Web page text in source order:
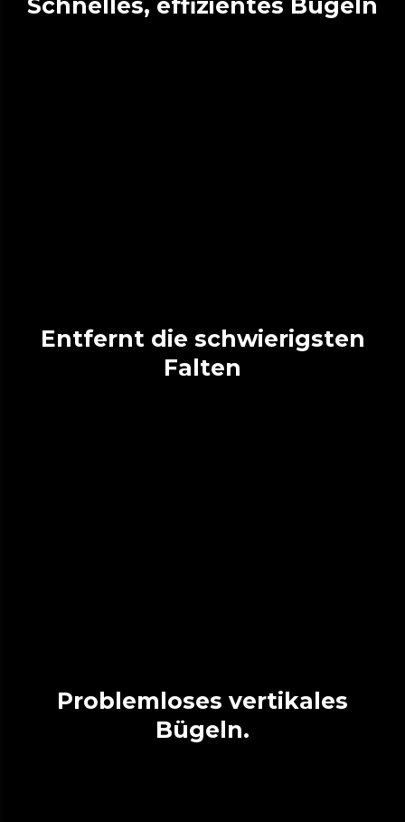
Entfernt die schwierigsten
Falten
Problemloses vertikales
Bügeln.